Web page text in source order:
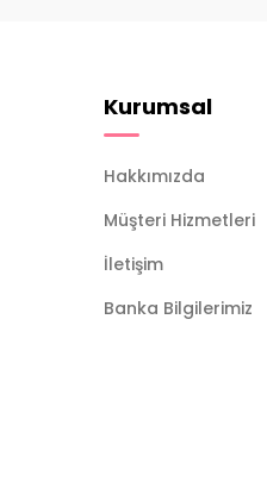
Kurumsal
Hakkımızda
Müşteri Hizmetleri
İletişim
Banka Bilgilerimiz